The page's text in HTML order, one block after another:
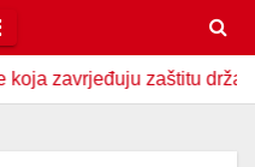
zaštitu države U